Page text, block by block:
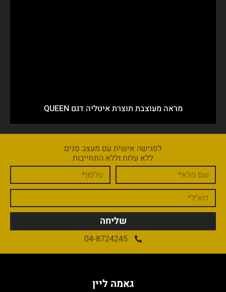
מראה מעוצבת תוצרת איטליה דגם QUEEN
לפגישה אישית עם מעצב פנים
ללא עלות וללא התחייבות
שליחה
04-8724245
גאמה ליין